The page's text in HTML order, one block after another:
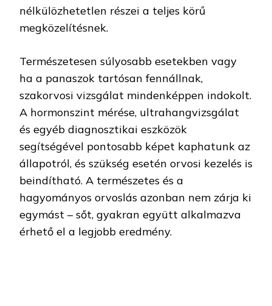
nélkülözhetetlen részei a teljes körű
megközelítésnek.
Természetesen súlyosabb esetekben vagy
ha a panaszok tartósan fennállnak,
szakorvosi vizsgálat mindenképpen indokolt.
A hormonszint mérése, ultrahangvizsgálat
és egyéb diagnosztikai eszközök
segítségével pontosabb képet kaphatunk az
állapotról, és szükség esetén orvosi kezelés is
beindítható. A természetes és a
hagyományos orvoslás azonban nem zárja ki
egymást – sőt, gyakran együtt alkalmazva
érhető el a legjobb eredmény.